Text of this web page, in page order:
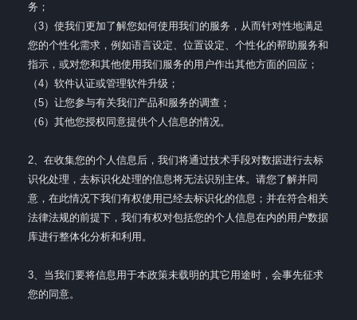
务；
（3）使我们更加了解您如何使用我们的服务，从而针对性地满足
您的个性化需求，例如语言设定、位置设定、个性化的帮助服务和
指示，或对您和其他使用我们服务的用户作出其他方面的回应；
（4）软件认证或管理软件升级；
（5）让您参与有关我们产品和服务的调查；
（6）其他您授权同意提供个人信息的情况。
2、在收集您的个人信息后，我们将通过技术手段对数据进行去标
识化处理，去标识化处理的信息将无法识别主体。请您了解并同
意，在此情况下我们有权使用已经去标识化的信息；并在符合相关
法律法规的前提下，我们有权对包括您的个人信息在内的用户数据
库进行整体化分析和利用。
3、当我们要将信息用于本政策未载明的其它用途时，会事先征求
您的同意。